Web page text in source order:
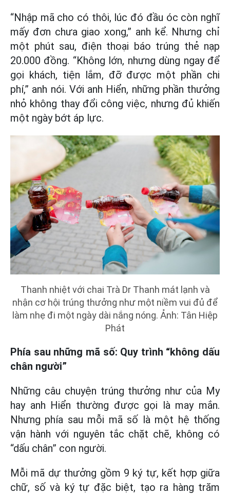
“Nhập mã cho có thôi, lúc đó đầu óc còn nghĩ
mấy đơn chưa giao xong,” anh kể. Nhưng chỉ
một phút sau, điện thoại báo trúng thẻ nạp
20.000 đồng. “Không lớn, nhưng dùng ngay để
gọi khách, tiện lắm, đỡ được một phần chi
phí,” anh nói. Với anh Hiển, những phần thưởng
nhỏ không thay đổi công việc, nhưng đủ khiến
một ngày bớt áp lực.
Thanh nhiệt với chai Trà Dr Thanh mát lạnh và
nhận cơ hội trúng thưởng như một niềm vui đủ để
làm nhẹ đi một ngày dài nắng nóng. Ảnh: Tân Hiệp
Phát
Phía sau những mã số: Quy trình “không dấu
chân người”
Những câu chuyện trúng thưởng như của My
hay anh Hiển thường được gọi là may mắn.
Nhưng phía sau mỗi mã số là một hệ thống
vận hành với nguyên tắc chặt chẽ, không có
“dấu chân” con người.
Mỗi mã dự thưởng gồm 9 ký tự, kết hợp giữa
chữ, số và ký tự đặc biệt, tạo ra hàng trăm